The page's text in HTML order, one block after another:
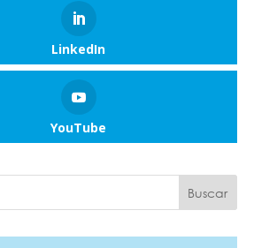
LinkedIn
YouTube